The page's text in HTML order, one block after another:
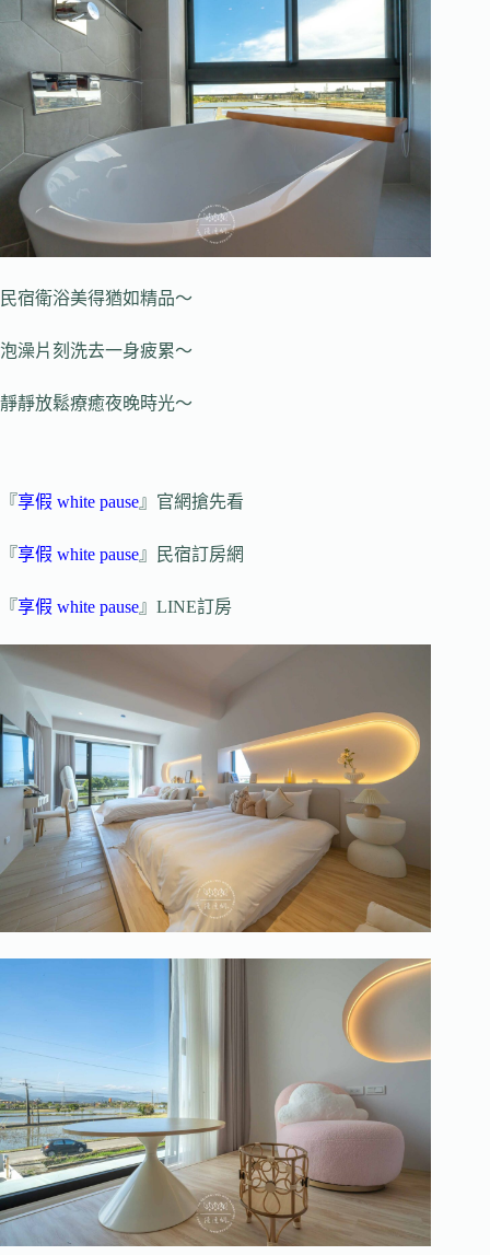
民宿衛浴美得猶如精品～
泡澡片刻洗去一身疲累～
靜靜放鬆療癒夜晚時光～
『享假 white pause』官網搶先看
『享假 white pause』民宿訂房網
『享假 white pause』LINE訂房